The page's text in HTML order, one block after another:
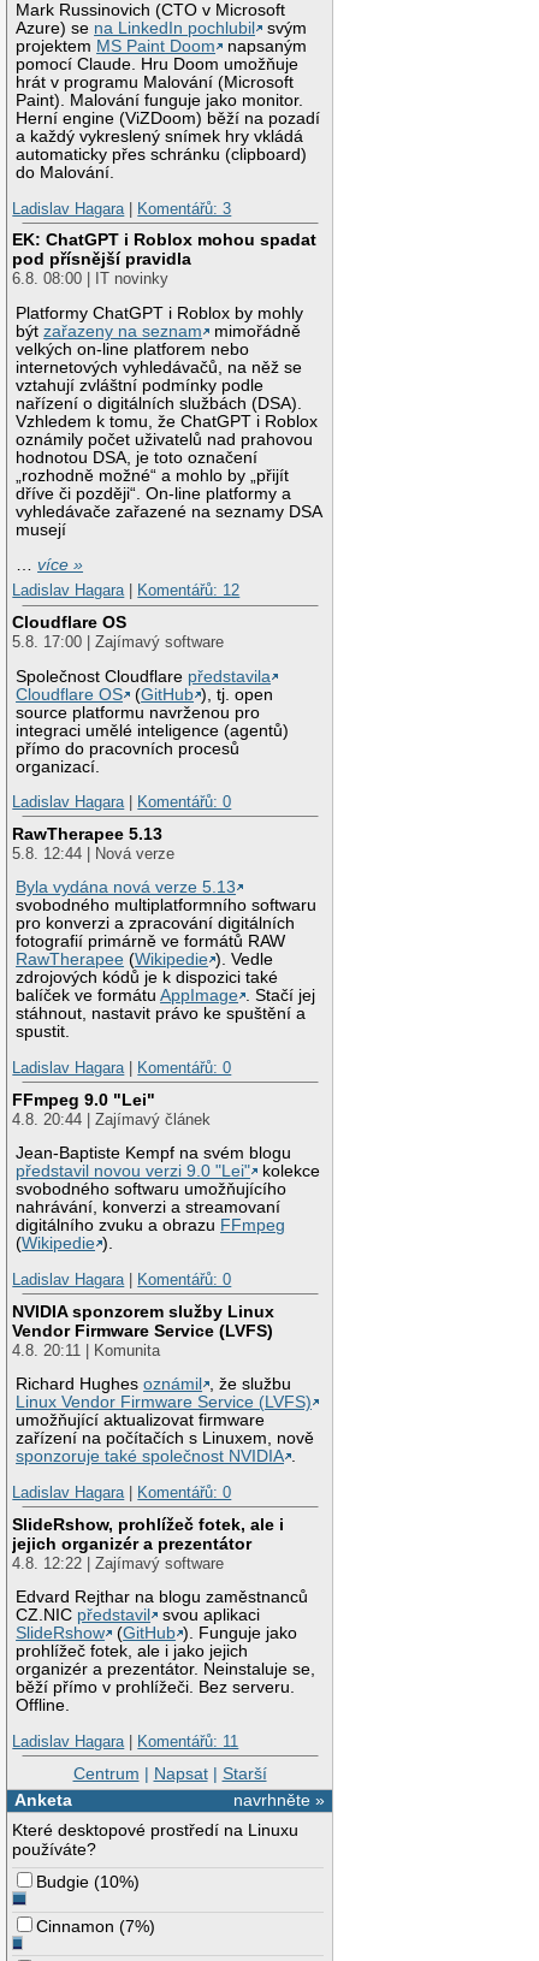
Mark Russinovich (CTO v Microsoft
Azure) se na LinkedIn pochlubil
svým
projektem MS Paint Doom
napsaným
pomocí Claude. Hru Doom umožňuje
hrát v programu Malování (Microsoft
Paint). Malování funguje jako monitor.
Herní engine (ViZDoom) běží na pozadí
a každý vykreslený snímek hry vkládá
automaticky přes schránku (clipboard)
do Malování.
Ladislav Hagara
Komentářů: 3
EK: ChatGPT i Roblox mohou spadat
pod přísnější pravidla
6.8. 08:00 | IT novinky
Platformy ChatGPT i Roblox by mohly
býtzařazeny na seznam
mimořádně
velkých on-line platforem nebo
internetových vyhledávačů, na něž se
vztahují zvláštní podmínky podle
nařízení o digitálních službách (DSA).
Vzhledem k tomu, že ChatGPT i Roblox
oznámily počet uživatelů nad prahovou
hodnotou DSA, je toto označení
„rozhodně možné“ a mohlo by „přijít
dříve či později“. On-line platformy a
vyhledávače zařazené na seznamy DSA
musejí
…více »
Ladislav Hagara| Komentářů: 12
Cloudflare OS
5.8. 17:00 | Zajímavý software
Společnost Cloudflare představila
Cloudflare OS
(GitHub ), tj. open
source platformu navrženou pro
integraci umělé inteligence (agentů)
přímo do pracovních procesů
organizací.
Ladislav Hagara| Komentářů: 0
RawTherapee 5.13
5.8. 12:44 | Nová verze
Byla vydána nová verze 5.13
svobodného multiplatformního softwaru
pro konverzi a zpracování digitálních
fotografií primárně ve formátů RAW
RawTherapee (Wikipedie ). Vedle
zdrojových kódů je k dispozici také
balíček ve formátuAppImage . Stačí jej
stáhnout, nastavit právo ke spuštění a
spustit.
Ladislav Hagara| Komentářů: 0
FFmpeg 9.0 "Lei"
4.8. 20:44 | Zajímavý článek
Jean-Baptiste Kempf na svém blogu
představil novou verzi 9.0 "Lei"
kolekce
svobodného softwaru umožňujícího
nahrávání, konverzi a streamovaní
digitálního zvuku a obrazu FFmpeg
(Wikipedie ).
Ladislav Hagara| Komentářů: 0
NVIDIA sponzorem služby Linux
Vendor Firmware Service (LVFS)
4.8. 20:11 | Komunita
Richard Hughesoznámil
, že službu
Linux Vendor Firmware Service (LVFS)
umožňující aktualizovat firmware
zařízení na počítačích s Linuxem, nově
sponzoruje také společnost NVIDIA .
Ladislav Hagara| Komentářů: 0
SlideRshow, prohlížeč fotek, ale i
jejich organizér a prezentátor
4.8. 12:22 | Zajímavý software
Edvard Rejthar na blogu zaměstnanců
CZ.NIC představil
svou aplikaci
SlideRshow
(GitHub ). Funguje jako
prohlížeč fotek, ale i jako jejich
organizér a prezentátor. Neinstaluje se,
běží přímo v prohlížeči. Bez serveru.
Offline.
Ladislav Hagara| Komentářů: 11
Centrum | Napsat| Starší
navrhněte »
Anketa
Které desktopové prostředí na Linuxu
používáte?
Budgie (10%)
Cinnamon (7%)